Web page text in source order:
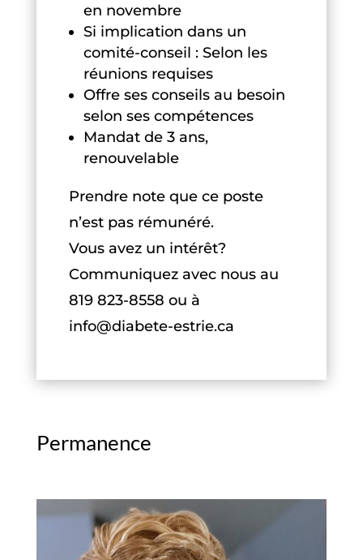
en novembre
Si implication dans un
comité-conseil : Selon les
réunions requises
Offre ses conseils au besoin
selon ses compétences
Mandat de 3 ans,
renouvelable
Prendre note que ce poste
n’est pas rémunéré.
Vous avez un intérêt?
Communiquez avec nous au
819 823-8558 ou à
info@diabete-estrie.ca
Permanence